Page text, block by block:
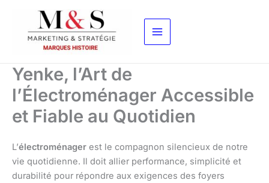
contenu
Yenke, l’Art de
l’Électroménager Accessible
et Fiable au Quotidien
L’électroménager est le compagnon silencieux de notre
vie quotidienne. Il doit allier performance, simplicité et
durabilité pour répondre aux exigences des foyers